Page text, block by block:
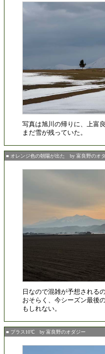
写真は旭川の帰りに、上富
まだ雪が残っていた。
■ オレンジ色の朝陽が出た by 富良野のオ
日なので混雑が予想される
おそらく、今シーズン最後
もしれない。
■ プラス10℃ by 富良野のオダジー